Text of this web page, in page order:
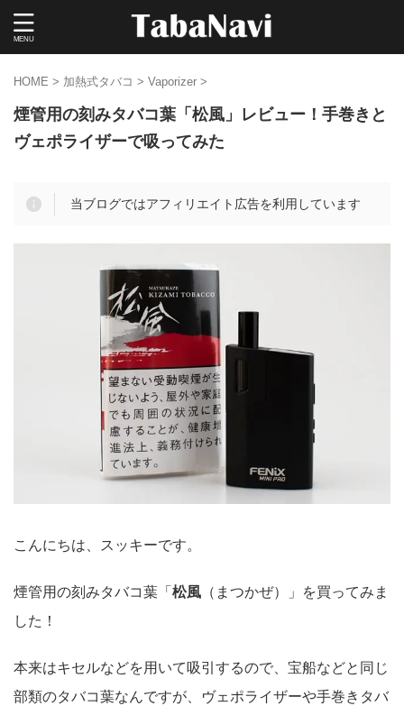
HOME > 加熱式タバコ > Vaporizer >
煙管用の刻みタバコ葉「松風」レビュー！手巻きと
ヴェポライザーで吸ってみた
当ブログではアフィリエイト広告を利用しています
こんにちは、スッキーです。
煙管用の刻みタバコ葉「 松風 （まつかぜ）」を買ってみま
した！
本来はキセルなどを用いて吸引するので、宝船などと同じ
部類のタバコ葉なんですが、ヴェポライザーや手巻きタバ